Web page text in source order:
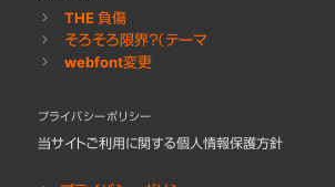
THE 負傷
そろそろ限界？（テーマ
webfont変更
プライバシーポリシー
当サイトご利用に関する個人情報保護方針